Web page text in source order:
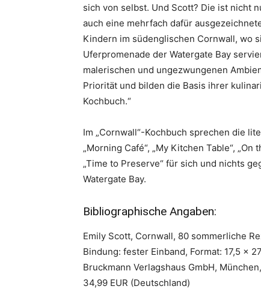
sich von selbst. Und Scott? Die ist nicht
auch eine mehrfach dafür
Kindern im südenglischen Cornwall, wo
Uferpromenade der Watergate Bay
malerischen und ungezwungenen
Priorität und bilden die Basis ihrer
Kochbuch.“
Im „Cornwall“-Kochbuch sprechen die
„Morning Café“, „My Kitchen Table“, „On
„Time to Preserve“ für sich und nichts
Watergate Bay.
Bibliographische Angaben:
Emily Scott, Cornwall, 80 sommerliche
Bindung: fester Einband, Format: 17,5 x
Bruckmann Verlagshaus GmbH,
34,99 EUR (Deutschland)